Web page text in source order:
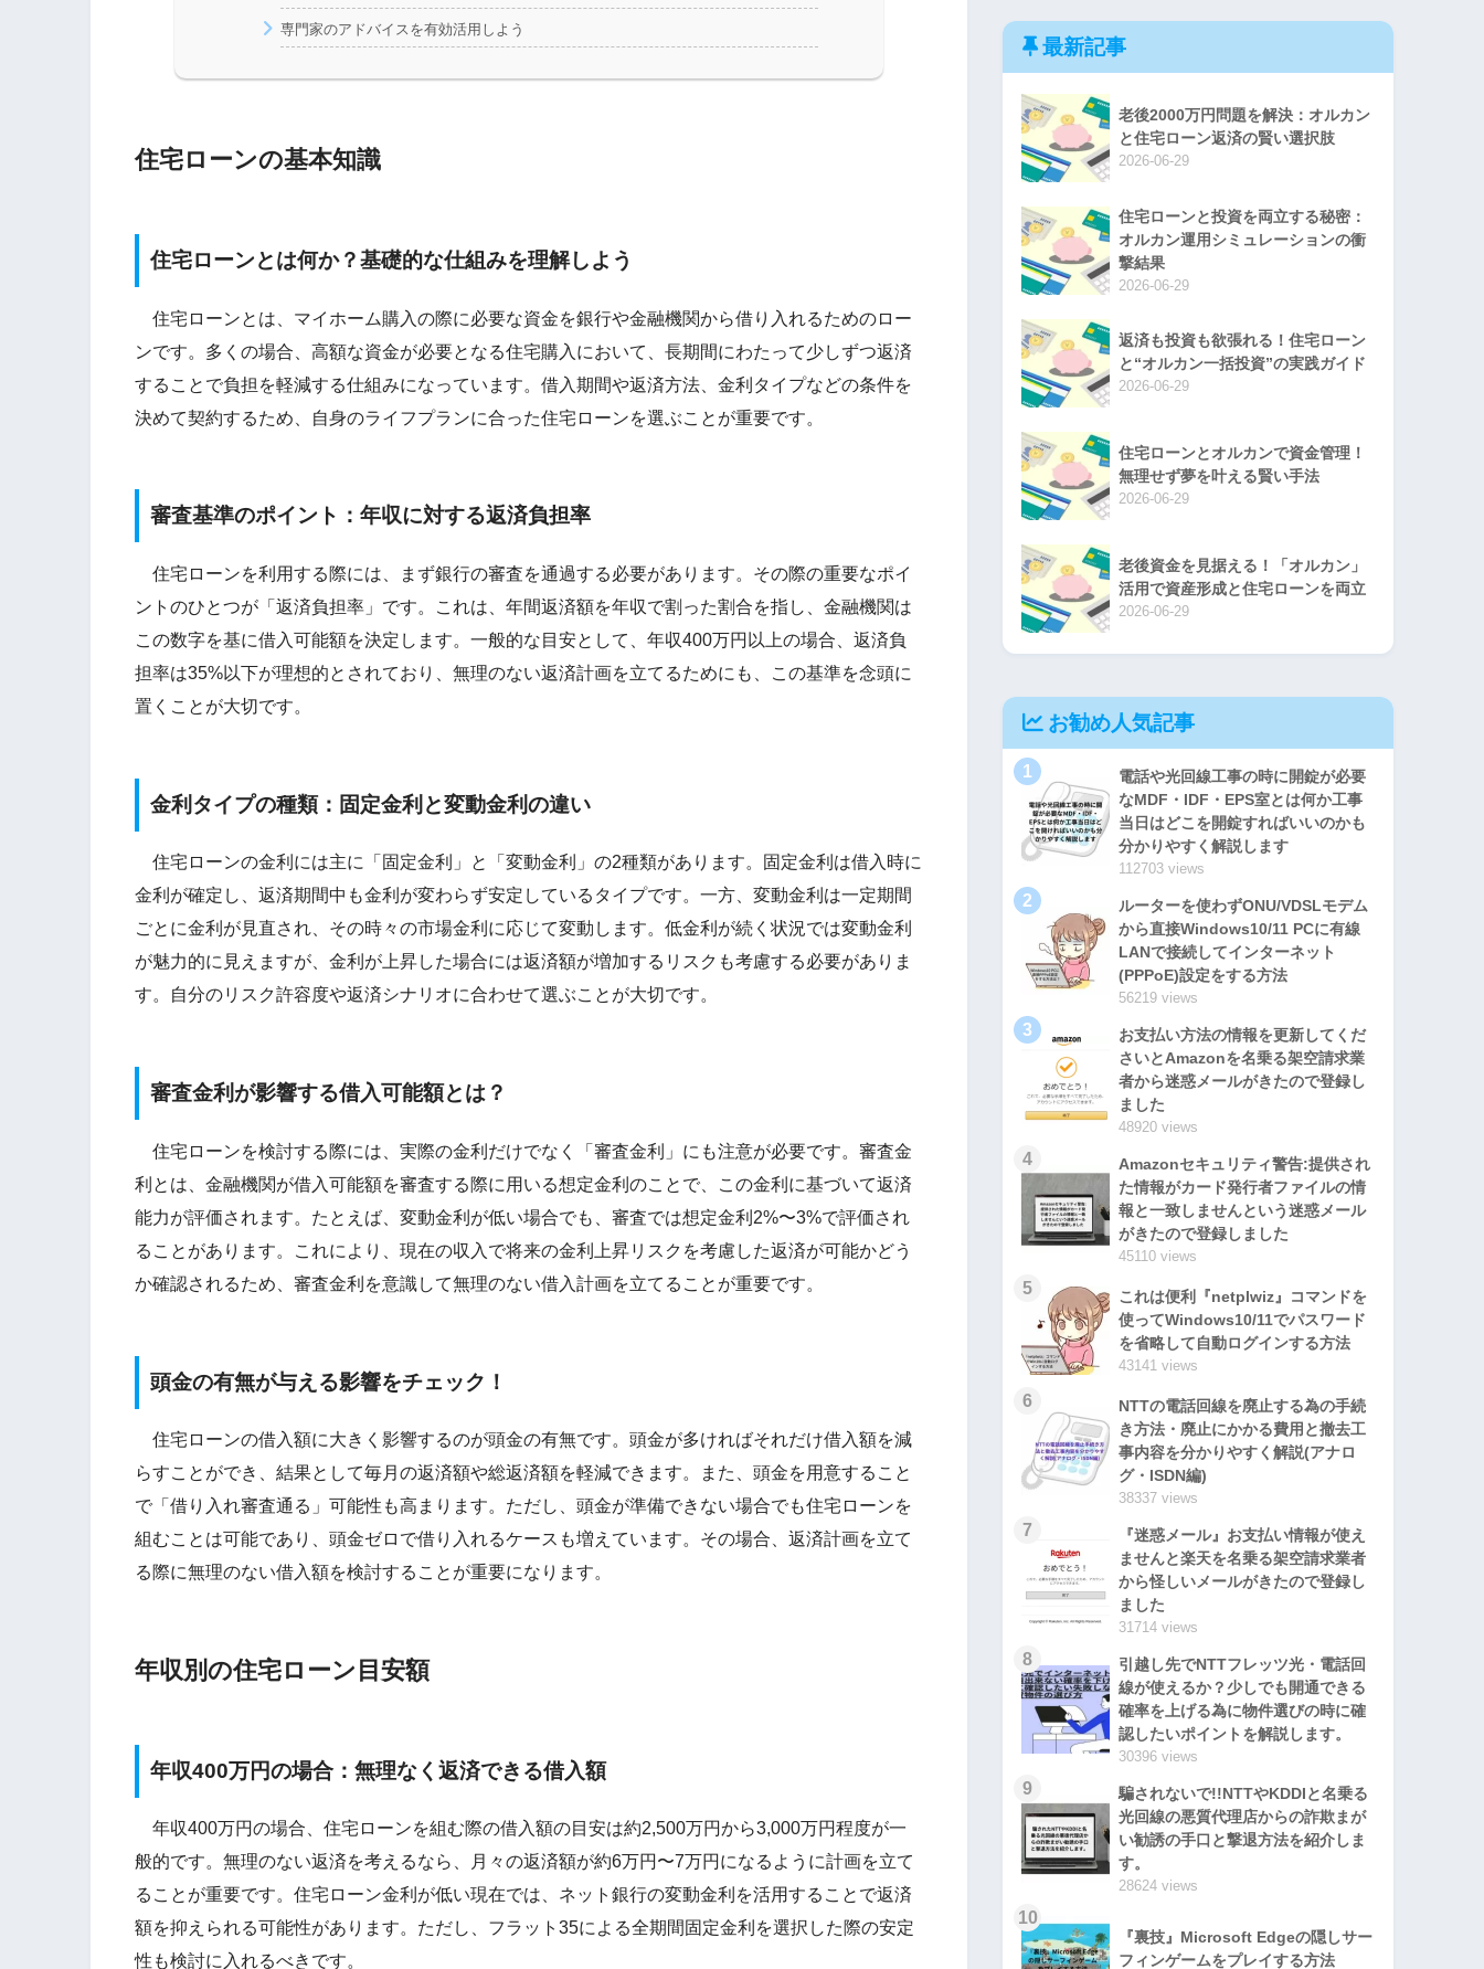
専門家のアドバイスを有効活用しよう
住宅ローンの基本知識
住宅ローンとは何か？基礎的な仕組みを理解しよう
住宅ローンとは、マイホーム購入の際に必要な資金を銀行や金融機関から借り入れるためのロー
ンです。多くの場合、高額な資金が必要となる住宅購入において、長期間にわたって少しずつ返済
することで負担を軽減する仕組みになっています。借入期間や返済方法、金利タイプなどの条件を
決めて契約するため、自身のライフプランに合った住宅ローンを選ぶことが重要です。
審査基準のポイント：年収に対する返済負担率
住宅ローンを利用する際には、まず銀行の審査を通過する必要があります。その際の重要なポイ
ントのひとつが「返済負担率」です。これは、年間返済額を年収で割った割合を指し、金融機関は
この数字を基に借入可能額を決定します。一般的な目安として、年収400万円以上の場合、返済負
担率は35%以下が理想的とされており、無理のない返済計画を立てるためにも、この基準を念頭に
置くことが大切です。
金利タイプの種類：固定金利と変動金利の違い
住宅ローンの金利には主に「固定金利」と「変動金利」の2種類があります。固定金利は借入時に
金利が確定し、返済期間中も金利が変わらず安定しているタイプです。一方、変動金利は一定期間
ごとに金利が見直され、その時々の市場金利に応じて変動します。低金利が続く状況では変動金利
が魅力的に見えますが、金利が上昇した場合には返済額が増加するリスクも考慮する必要がありま
す。自分のリスク許容度や返済シナリオに合わせて選ぶことが大切です。
審査金利が影響する借入可能額とは？
住宅ローンを検討する際には、実際の金利だけでなく「審査金利」にも注意が必要です。審査金
利とは、金融機関が借入可能額を審査する際に用いる想定金利のことで、この金利に基づいて返済
能力が評価されます。たとえば、変動金利が低い場合でも、審査では想定金利2%〜3%で評価され
ることがあります。これにより、現在の収入で将来の金利上昇リスクを考慮した返済が可能かどう
か確認されるため、審査金利を意識して無理のない借入計画を立てることが重要です。
頭金の有無が与える影響をチェック！
住宅ローンの借入額に大きく影響するのが頭金の有無です。頭金が多ければそれだけ借入額を減
らすことができ、結果として毎月の返済額や総返済額を軽減できます。また、頭金を用意すること
で「借り入れ審査通る」可能性も高まります。ただし、頭金が準備できない場合でも住宅ローンを
組むことは可能であり、頭金ゼロで借り入れるケースも増えています。その場合、返済計画を立て
る際に無理のない借入額を検討することが重要になります。
年収別の住宅ローン目安額
年収400万円の場合：無理なく返済できる借入額
年収400万円の場合、住宅ローンを組む際の借入額の目安は約2,500万円から3,000万円程度が一
般的です。無理のない返済を考えるなら、月々の返済額が約6万円〜7万円になるように計画を立て
ることが重要です。住宅ローン金利が低い現在では、ネット銀行の変動金利を活用することで返済
額を抑えられる可能性があります。ただし、フラット35による全期間固定金利を選択した際の安定
性も検討に入れるべきです。
最新記事
老後2000万円問題を解決：オルカン
と住宅ローン返済の賢い選択肢
2026-06-29
住宅ローンと投資を両立する秘密：
オルカン運用シミュレーションの衝
撃結果
2026-06-29
返済も投資も欲張れる！住宅ローン
と“オルカン一括投資”の実践ガイド
2026-06-29
住宅ローンとオルカンで資金管理！
無理せず夢を叶える賢い手法
2026-06-29
老後資金を見据える！「オルカン」
活用で資産形成と住宅ローンを両立
2026-06-29
お勧め人気記事
1
電話や光回線工事の時に開錠が必要
なMDF・IDF・EPS室とは何か工事
当日はどこを開錠すればいいのかも
分かりやすく解説します
112703 views
2
ルーターを使わずONU/VDSLモデム
から直接Windows10/11 PCに有線
LANで接続してインターネット
(PPPoE)設定をする方法
56219 views
3
お支払い方法の情報を更新してくだ
さいとAmazonを名乗る架空請求業
者から迷惑メールがきたので登録し
ました
48920 views
4
Amazonセキュリティ警告:提供され
た情報がカード発行者ファイルの情
報と一致しませんという迷惑メール
がきたので登録しました
45110 views
5
これは便利『netplwiz』コマンドを
使ってWindows10/11でパスワード
を省略して自動ログインする方法
43141 views
6
NTTの電話回線を廃止する為の手続
き方法・廃止にかかる費用と撤去工
事内容を分かりやすく解説(アナロ
グ・ISDN編)
38337 views
7
『迷惑メール』お支払い情報が使え
ませんと楽天を名乗る架空請求業者
から怪しいメールがきたので登録し
ました
31714 views
8
引越し先でNTTフレッツ光・電話回
線が使えるか？少しでも開通できる
確率を上げる為に物件選びの時に確
認したいポイントを解説します。
30396 views
9
騙されないで!!NTTやKDDIと名乗る
光回線の悪質代理店からの詐欺まが
い勧誘の手口と撃退方法を紹介しま
す。
28624 views
10
『裏技』Microsoft Edgeの隠しサー
フィンゲームをプレイする方法